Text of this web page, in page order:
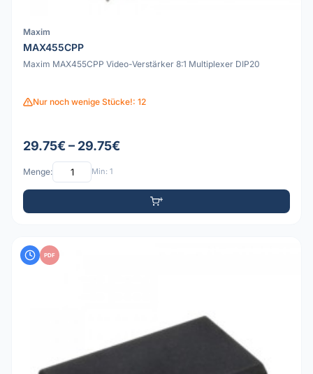
Maxim
MAX455CPP
Maxim MAX455CPP Video-Verstärker 8:1 Multiplexer DIP20
Nur noch wenige Stücke!: 12
29.75€ – 29.75€
Menge: Min: 1
PDF